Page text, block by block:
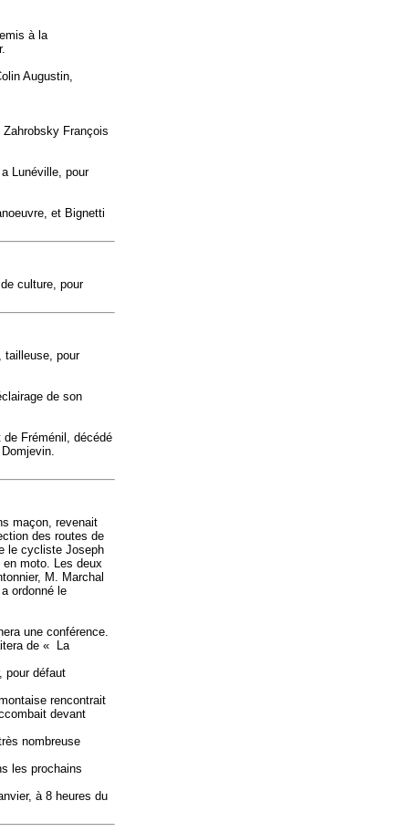
à la
Augustin,
François
Lunéville, pour
et Bignetti
culture, pour
tailleuse, pour
de son
Fréménil, décédé
maçon, revenait
des routes de
le cycliste Joseph
en moto. Les deux
M. Marchal
ordonné le
une conférence.
de « La
pour défaut
rencontrait
devant
nombreuse
les prochains
à 8 heures du